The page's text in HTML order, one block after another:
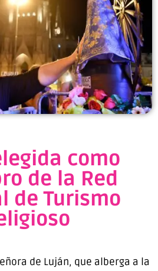
como
de la Red
de Turismo
de Luján, que alberga a la